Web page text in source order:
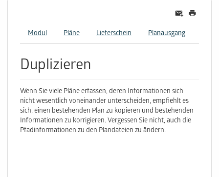
Modul Pläne Lieferschein Planausgang
Duplizieren
Wenn Sie viele Pläne erfassen, deren Informationen sich
nicht wesentlich voneinander unterscheiden, empﬁehlt es
sich, einen bestehenden Plan zu kopieren und bestehenden
Informationen zu korrigieren. Vergessen Sie nicht, auch die
Pfadinformationen zu den Plandateien zu ändern.